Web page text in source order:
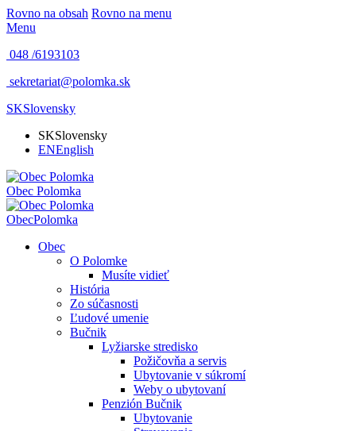
Rovno na obsah Rovno na menu
Menu
048 /6193103
sekretariat@polomka.sk
SKSlovensky
SKSlovensky
ENEnglish
Obec Polomka
ObecPolomka
Obec
O Polomke
Musíte vidieť
História
Zo súčasnosti
Ľudové umenie
Bučnik
Lyžiarske stredisko
Požičovňa a servis
Ubytovanie v súkromí
Weby o ubytovaní
Penzión Bučnik
Ubytovanie